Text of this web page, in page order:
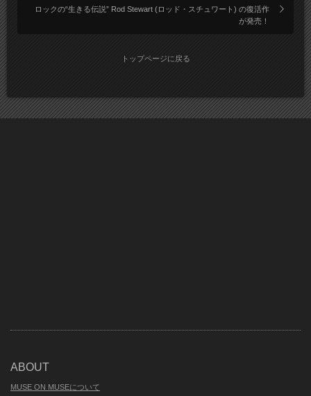
ロックの“生きる伝説” Rod Stewart (ロッド・スチュワート) の復活作
が発売！
トップページに戻る
ABOUT
MUSE ON MUSEについて